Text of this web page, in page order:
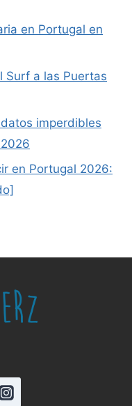
en Portugal en
Surf a las Puertas
imperdibles
en Portugal 2026: